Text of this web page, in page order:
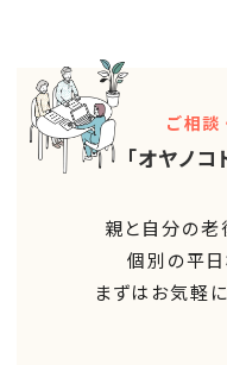
ご相談
「オヤノ
親と自分の老
個別の平日
まずはお気軽